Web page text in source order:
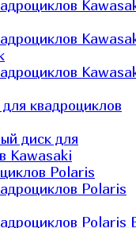
квадроциклов
диск для
Kawasaki​
Polaris
Polaris
Polaris